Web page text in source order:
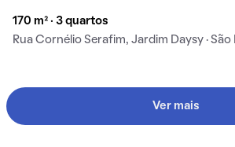
170 m² · 3 quartos
Rua Cornélio Serafim, Jardim Daysy · São
Ver mais